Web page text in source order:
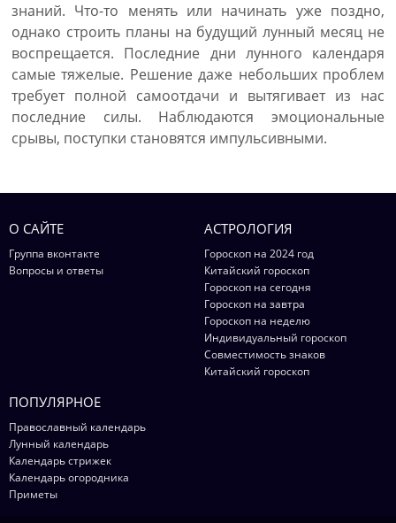
знаний. Что-то менять или начинать уже поздно,
однако строить планы на будущий лунный месяц не
воспрещается. Последние дни лунного календаря
самые тяжелые. Решение даже небольших проблем
требует полной самоотдачи и вытягивает из нас
последние силы. Наблюдаются эмоциональные
срывы, поступки становятся импульсивными.
О САЙТЕ
Группа вконтакте
Вопросы и ответы
АСТРОЛОГИЯ
Гороскоп на 2024 год
Китайский гороскоп
Гороскоп на сегодня
Гороскоп на завтра
Гороскоп на неделю
Индивидуальный гороскоп
Совместимость знаков
Китайский гороскоп
ПОПУЛЯРНОЕ
Православный календарь
Лунный календарь
Календарь стрижек
Календарь огородника
Приметы